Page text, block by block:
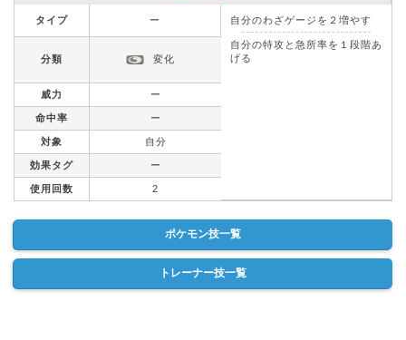
タイプ ー 自分のわざゲージを２増やす
自分の特攻と急所率を１段階あ
げる
分類 変化
威力 ー
命中率 ー
対象 自分
効果タグ ー
使用回数 2
ポケモン技一覧
トレーナー技一覧